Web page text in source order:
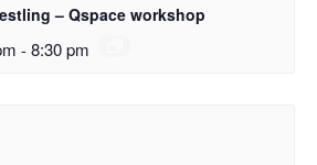
– Qspace workshop
- 8:30 pm